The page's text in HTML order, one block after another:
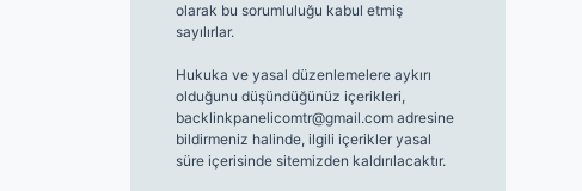
olarak bu sorumluluğu kabul etmiş
sayılırlar.
Hukuka ve yasal düzenlemelere aykırı
olduğunu düşündüğünüz içerikleri,
backlinkpanelicomtr@gmail.comadresine
bildirmeniz halinde, ilgili içerikler yasal
süre içerisinde sitemizden kaldırılacaktır.